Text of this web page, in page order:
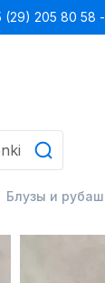
(29) 205 80 58
Блузы и